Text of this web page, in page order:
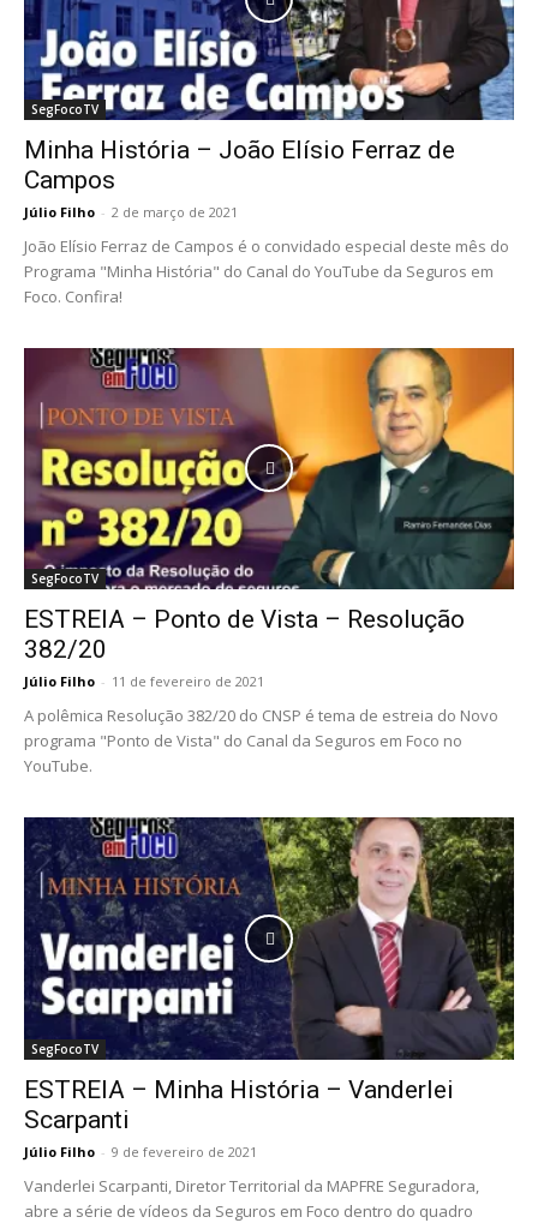
SegFocoTV
Minha História – João Elísio Ferraz de
Campos
Júlio Filho - 2 de março de 2021
João Elísio Ferraz de Campos é o convidado especial deste mês do
Programa "Minha História" do Canal do YouTube da Seguros em
Foco. Confira!
SegFocoTV
ESTREIA – Ponto de Vista – Resolução
382/20
Júlio Filho - 11 de fevereiro de 2021
A polêmica Resolução 382/20 do CNSP é tema de estreia do Novo
programa "Ponto de Vista" do Canal da Seguros em Foco no
YouTube.
SegFocoTV
ESTREIA – Minha História – Vanderlei
Scarpanti
Júlio Filho - 9 de fevereiro de 2021
Vanderlei Scarpanti, Diretor Territorial da MAPFRE Seguradora,
abre a série de vídeos da Seguros em Foco dentro do quadro